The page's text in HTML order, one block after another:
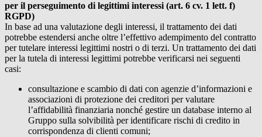
per il perseguimento di legittimi interessi (art. 6 cv. 1 lett. f)
RGPD)
In base ad una valutazione degli interessi, il trattamento dei dati
potrebbe estendersi anche oltre l’effettivo adempimento del contratto
per tutelare interessi legittimi nostri o di terzi. Un trattamento dei dati
per la tutela di interessi legittimi potrebbe verificarsi nei seguenti
casi:
consultazione e scambio di dati con agenzie d’informazioni e
associazioni di protezione dei creditori per valutare
l’affidabilità finanziaria nonché gestire un database interno al
Gruppo sulla solvibilità per identificare rischi di credito in
corrispondenza di clienti comuni;